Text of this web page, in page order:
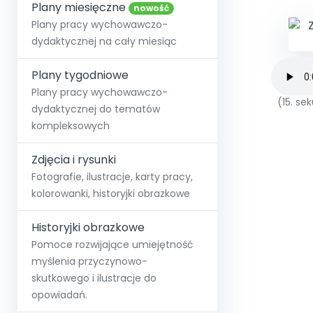
Społeczność
+48 12 631 04 10
kontakt@blizejprzedszkola.pl
O miesięczniku
Strona główna
O Akademii
Akademia
Poznaj pakiet MAX
Testuj przez 7 dni Pełen
Wszystkie projekty
Skontaktuj się
Dodaj wpis
Plany miesięczne nowość
Plany pracy wychowawczo-
dydaktycznej na cały miesiąc
Plany tygodniowe
Plany pracy wychowawczo-
dydaktycznej do tematów
kompleksowych
Zdjęcia i rysunki
Fotografie, ilustracje, karty pracy,
kolorowanki, historyjki obrazkowe
Historyjki obrazkowe
Pomoce rozwijające umiejętność
myślenia przyczynowo-
skutkowego i ilustracje do
opowiadań.
(15.